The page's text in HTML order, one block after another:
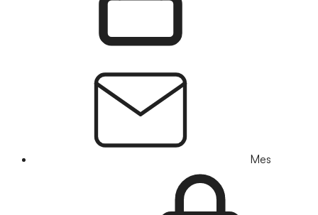
Mes